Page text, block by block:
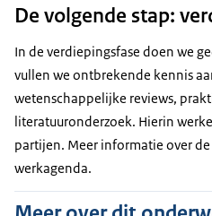
De volgende stap:
In de verdiepingsfase doen we
vullen we ontbrekende kennis
wetenschappelijke reviews,
literatuuronderzoek. Hierin
partijen. Meer informatie over
werkagenda.